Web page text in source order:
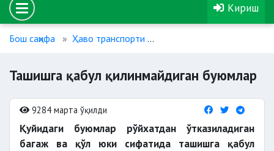
Кириш
Бош саҳифа Ҳаво транспорти
Ташишга қабул қилинмайдиган буюмлар
9284 марта ўқилди
Қуйидаги буюмлар рўйхатдан ўтказиладиган
багаж ва қўл юки сифатида ташишга қабул